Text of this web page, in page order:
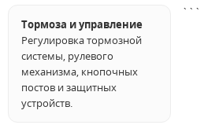
Тормоза и управление
Регулировка тормозной
системы, рулевого
механизма, кнопочных
постов и защитных
устройств.
```